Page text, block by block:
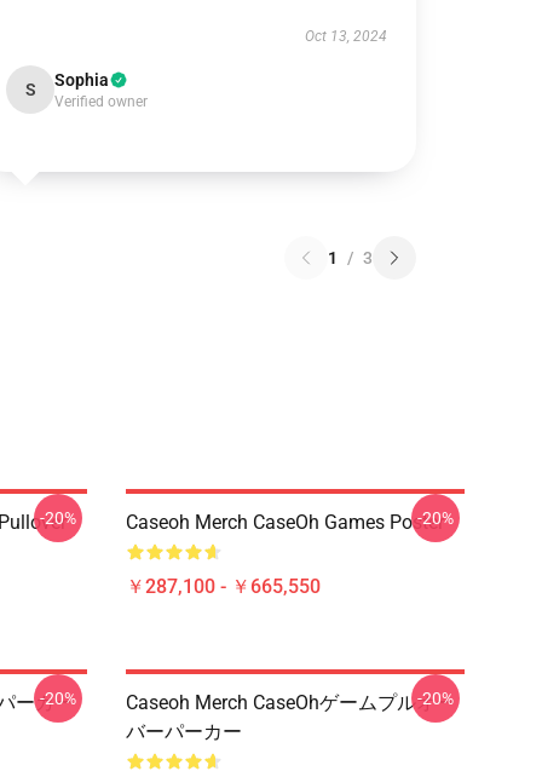
Oct 13, 2024
S Sophia
Verified owner
1 / 3
-20% Caseoh Merch CaseOh Games Poster
￥287,100 - ￥665,550
-20%
ーカー
-20%
Caseoh Merch CaseOhゲームプルオー
バーパーカー
-20%